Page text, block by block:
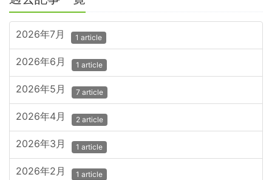
2026年7月 1 article
2026年6月 1 article
2026年5月 7 article
2026年4月 2 article
2026年3月 1 article
2026年2月 1 article